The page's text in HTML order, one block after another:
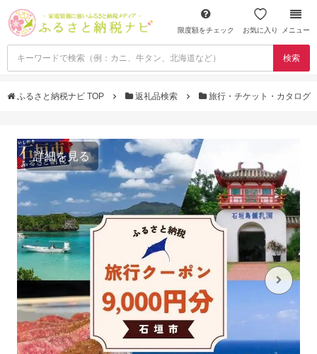
限度額をチェック お気に入り メニュー
検索
ふるさと納税ナビ TOP 返礼品検索 旅行・チケット・カタログ
詳細を見る